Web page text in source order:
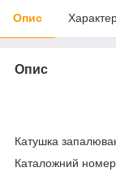
Опис
Опис
Катушка
Каталожний